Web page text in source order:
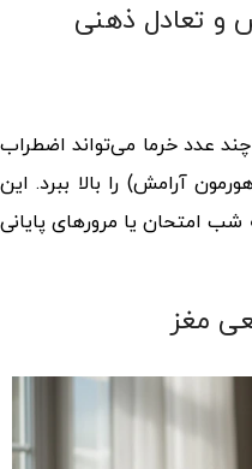
و تعادل ذهنی
عدد خرما می‌تواند اضطراب
آرامش) را بالا ببرد. این
امتحان یا مرورهای پایانی
مغز